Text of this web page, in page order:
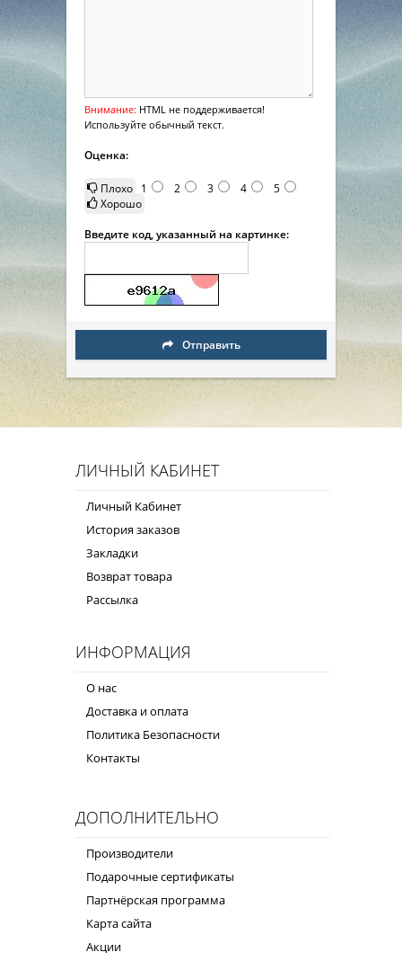
Внимание: HTML не поддерживается!
Используйте обычный текст.
Оценка:
Плохо 1 2 3 4
5
Хорошо
Введите код, указанный на картинке:
Отправить
ЛИЧНЫЙ КАБИНЕТ
Личный Кабинет
История заказов
Закладки
Возврат товара
Рассылка
ИНФОРМАЦИЯ
О нас
Доставка и оплата
Политика Безопасности
Контакты
ДОПОЛНИТЕЛЬНО
Производители
Подарочные сертификаты
Партнёрская программа
Карта сайта
Акции